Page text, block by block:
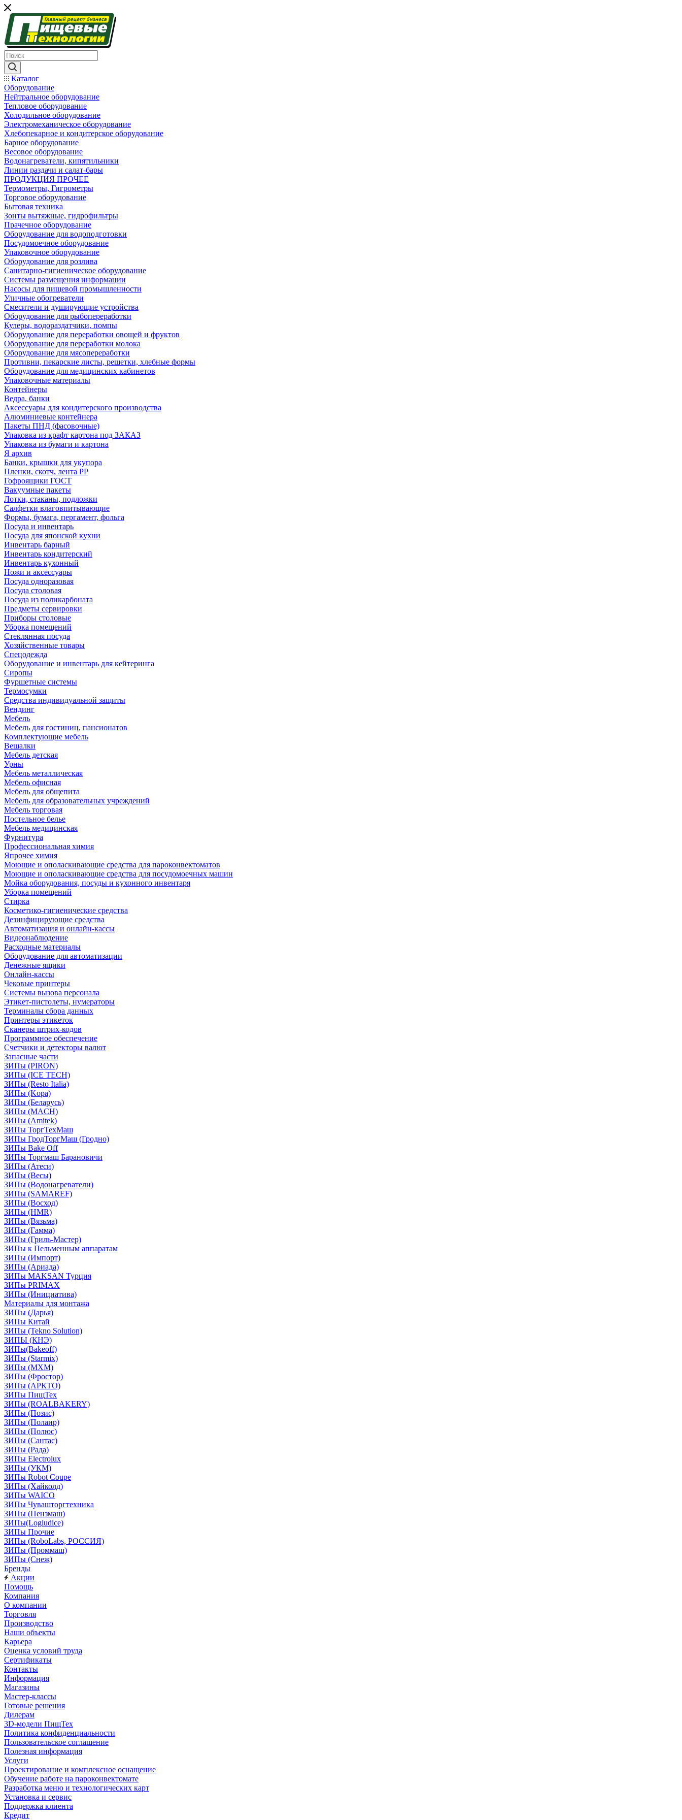
Каталог
Оборудование
Нейтральное оборудование
Тепловое оборудование
Холодильное оборудование
Электромеханическое оборудование
Хлебопекарное и кондитерское оборудование
Барное оборудование
Весовое оборудование
Водонагреватели, кипятильники
Линии раздачи и салат-бары
ПРОДУКЦИЯ ПРОЧЕЕ
Термометры, Гигрометры
Торговое оборудование
Бытовая техника
Зонты вытяжные, гидрофильтры
Прачечное оборудование
Оборудование для водоподготовки
Посудомоечное оборудование
Упаковочное оборудование
Оборудование для розлива
Санитарно-гигиеническое оборудование
Системы размещения информации
Насосы для пищевой промышленности
Уличные обогреватели
Смесители и душирующие устройства
Оборудование для рыбопереработки
Кулеры, водораздатчики, помпы
Оборудование для переработки овощей и фруктов
Оборудование для переработки молока
Оборудование для мясопереработки
Противни, пекарские листы, решетки, хлебные формы
Оборудование для медицинских кабинетов
Упаковочные материалы
Контейнеры
Ведра, банки
Аксессуары для кондитерского производства
Алюминиевые контейнера
Пакеты ПНД (фасовочные)
Упаковка из крафт картона под ЗАКАЗ
Упаковка из бумаги и картона
Я архив
Банки, крышки для укупора
Пленки, скотч, лента РР
Гофроящики ГОСТ
Вакуумные пакеты
Лотки, стаканы, подложки
Салфетки влаговпитывающие
Формы, бумага, пергамент, фольга
Посуда и инвентарь
Посуда для японской кухни
Инвентарь барный
Инвентарь кондитерский
Инвентарь кухонный
Ножи и аксессуары
Посуда одноразовая
Посуда столовая
Посуда из поликарбоната
Предметы сервировки
Приборы столовые
Уборка помещений
Стеклянная посуда
Хозяйственные товары
Спецодежда
Оборудование и инвентарь для кейтеринга
Сиропы
Фуршетные системы
Термосумки
Средства индивидуальной защиты
Вендинг
Мебель
Мебель для гостиниц, пансионатов
Комплектующие мебель
Вешалки
Мебель детская
Урны
Мебель металлическая
Мебель офисная
Мебель для общепита
Мебель для образовательных учреждений
Мебель торговая
Постельное белье
Мебель медицинская
Фурнитура
Профессиональная химия
Япрочее химия
Моющие и ополаскивающие средства для пароконвектоматов
Моющие и ополаскивающие средства для посудомоечных машин
Мойка оборудования, посуды и кухонного инвентаря
Уборка помещений
Стирка
Косметико-гигиенические средства
Дезинфицирующие средства
Автоматизация и онлайн-кассы
Видеонаблюдение
Расходные материалы
Оборудование для автоматизации
Денежные ящики
Онлайн-кассы
Чековые принтеры
Системы вызова персонала
Этикет-пистолеты, нумераторы
Терминалы сбора данных
Принтеры этикеток
Сканеры штрих-кодов
Программное обеспечение
Счетчики и детекторы валют
Запасные части
ЗИПы (PIRON)
ЗИПы (ICE TECH)
ЗИПы (Resto Italia)
ЗИПы (Kopa)
ЗИПы (Беларусь)
ЗИПы (MACH)
ЗИПы (Amitek)
ЗИПы ТоргТехМаш
ЗИПы ГродТоргМаш (Гродно)
ЗИПы Bake Off
ЗИПы Торгмаш Барановичи
ЗИПы (Атеси)
ЗИПы (Весы)
ЗИПы (Водонагреватели)
ЗИПы (SAMAREF)
ЗИПы (Восход)
ЗИПы (HMR)
ЗИПы (Вязьма)
ЗИПы (Гамма)
ЗИПы (Гриль-Мастер)
ЗИПы к Пельменным аппаратам
ЗИПы (Импорт)
ЗИПы (Ариада)
ЗИПы MAKSAN Турция
ЗИПы PRIMAX
ЗИПы (Инициатива)
Материалы для монтажа
ЗИПы (Дарья)
ЗИПы Китай
ЗИПы (Tekno Solution)
ЗИПЫ (КНЭ)
ЗИПы(Bakeoff)
ЗИПы (Starmix)
ЗИПы (МХМ)
ЗИПы (Фростор)
ЗИПы (АРКТО)
ЗИПы ПищТех
ЗИПы (ROALBAKERY)
ЗИПы (Позис)
ЗИПы (Полаир)
ЗИПы (Полюс)
ЗИПы (Сантас)
ЗИПы (Рада)
ЗИПы Electrolux
ЗИПы (УКМ)
ЗИПы Robot Coupe
ЗИПы (Хайколд)
ЗИПы WAICO
ЗИПы Чувашторгтехника
ЗИПы (Пензмаш)
ЗИПы(Logiudice)
ЗИПы Прочие
ЗИПы (RoboLabs, РОССИЯ)
ЗИПы (Проммаш)
ЗИПы (Снеж)
Бренды
Акции
Помощь
Компания
О компании
Торговля
Производство
Наши объекты
Карьера
Оценка условий труда
Сертификаты
Контакты
Информация
Магазины
Мастер-классы
Готовые решения
Дилерам
3D-модели ПищТех
Политика конфиденциальности
Пользовательское соглашение
Полезная информация
Услуги
Проектирование и комплексное оснащение
Обучение работе на пароконвектомате
Разработка меню и технологических карт
Установка и сервис
Поддержка клиента
Кредит